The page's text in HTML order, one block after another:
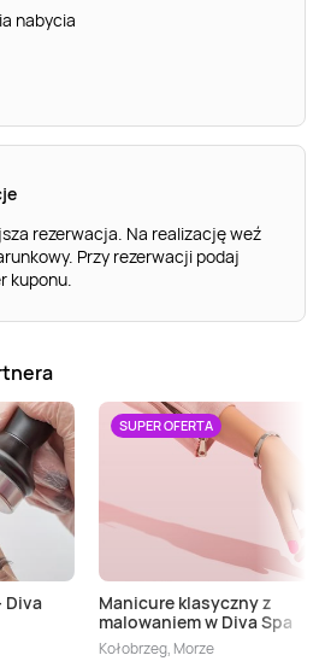
nabycia
rezerwacja. Na realizację weź
Przy rezerwacji podaj
kuponu.
Diva
SUPER OFERTA
Manicure klasyczny z
malowaniem w Diva Spa
Kołobrzeg, Morze